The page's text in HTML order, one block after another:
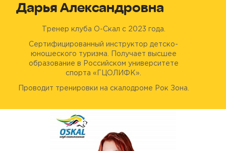
Дарья Александровна
Тренер клуба О-Скал с 2023 года.
Сертифицированный инструктор детско-
юношеского туризма. Получает высшее
образование в Российском университете
спорта «ГЦОЛИФК».
Проводит тренировки на скалодроме Рок Зона.